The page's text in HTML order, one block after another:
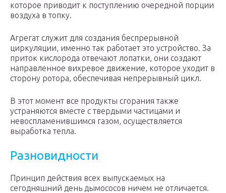
которое приводит к поступлению очередной порции
воздуха в топку.
Агрегат служит для создания беспрерывной
циркуляции, именно так работает это устройство. За
приток кислорода отвечают лопатки, они создают
направленное вихревое движение, которое уходит в
сторону ротора, обеспечивая непрерывный цикл.
В этот момент все продукты сгорания также
устраняются вместе с твердыми частицами и
невоспламенившимся газом, осуществляется
выработка тепла.
Разновидности
Принцип действия всех выпускаемых на
сегодняшний день дымососов ничем не отличается.